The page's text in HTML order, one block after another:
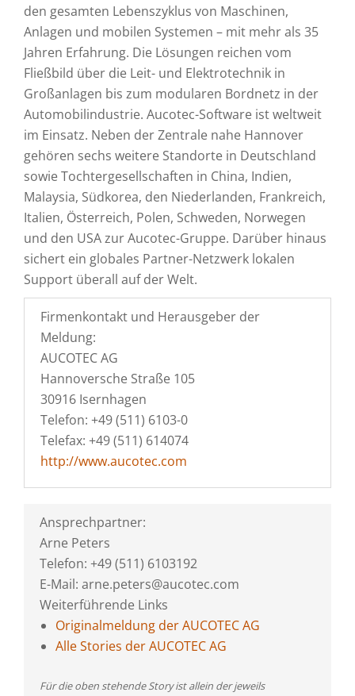
den gesamten Lebenszyklus von Maschinen,
Anlagen und mobilen Systemen – mit mehr als 35
Jahren Erfahrung. Die Lösungen reichen vom
Fließbild über die Leit- und Elektrotechnik in
Großanlagen bis zum modularen Bordnetz in der
Automobilindustrie. Aucotec-Software ist weltweit
im Einsatz. Neben der Zentrale nahe Hannover
gehören sechs weitere Standorte in Deutschland
sowie Tochtergesellschaften in China, Indien,
Malaysia, Südkorea, den Niederlanden, Frankreich,
Italien, Österreich, Polen, Schweden, Norwegen
und den USA zur Aucotec-Gruppe. Darüber hinaus
sichert ein globales Partner-Netzwerk lokalen
Support überall auf der Welt.
Firmenkontakt und Herausgeber der
Meldung:
AUCOTEC AG
Hannoversche Straße 105
30916 Isernhagen
Telefon: +49 (511) 6103-0
Telefax: +49 (511) 614074
http://www.aucotec.com
Ansprechpartner:
Arne Peters
Telefon: +49 (511) 6103192
E-Mail: arne.peters@aucotec.com
Weiterführende Links
Originalmeldung der AUCOTEC AG
Alle Stories der AUCOTEC AG
Für die oben stehende Story ist allein der jeweils